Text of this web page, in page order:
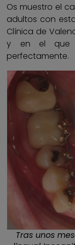
Os muestro el
adultos con
Clínica de
y en el que
perfectamente.
Tras unos